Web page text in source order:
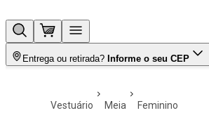
Entrega ou retirada? Informe o seu CEP
vestuário meia feminino